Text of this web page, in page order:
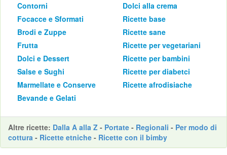
Contorni
Focacce e Sformati
Brodi e Zuppe
Frutta
Dolci e Dessert
Salse e Sughi
Marmellate e Conserve
Bevande e Gelati
Dolci alla crema
Ricette base
Ricette sane
Ricette per vegetariani
Ricette per bambini
Ricette per diabetci
Ricette afrodisiache
Altre ricette: Dalla A alla Z - Portate - Regionali - Per modo di
cottura - Ricette etniche - Ricette con il bimby